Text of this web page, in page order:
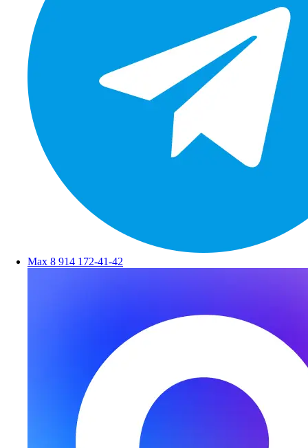
Max 8 914 172-41-42